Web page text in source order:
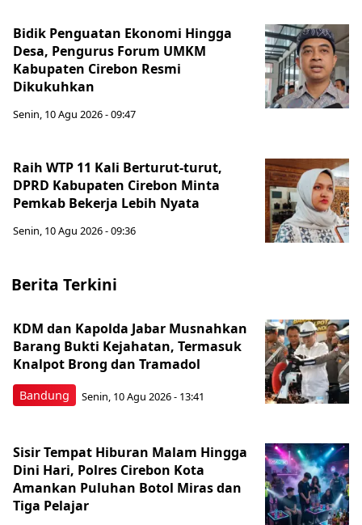
Bidik Penguatan Ekonomi Hingga
Desa, Pengurus Forum UMKM
Kabupaten Cirebon Resmi
Dikukuhkan
Senin, 10 Agu 2026 - 09:47
Raih WTP 11 Kali Berturut-turut,
DPRD Kabupaten Cirebon Minta
Pemkab Bekerja Lebih Nyata
Senin, 10 Agu 2026 - 09:36
Berita Terkini
Bandung
KDM dan Kapolda Jabar Musnahkan
Barang Bukti Kejahatan, Termasuk
Knalpot Brong dan Tramadol
Senin, 10 Agu 2026 - 13:41
Sisir Tempat Hiburan Malam Hingga
Dini Hari, Polres Cirebon Kota
Amankan Puluhan Botol Miras dan
Tiga Pelajar